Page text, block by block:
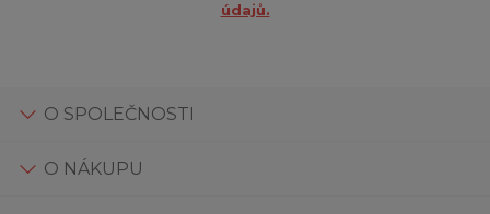
údajů.
O SPOLEČNOSTI
O NÁKUPU